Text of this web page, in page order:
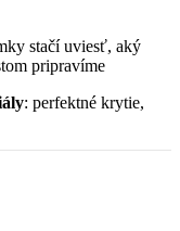
stačí uviesť, aký
pripravíme
: perfektné krytie,